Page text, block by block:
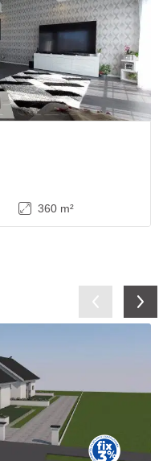
360 m²